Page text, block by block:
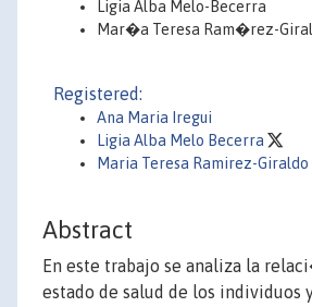
Ligia Alba Melo-Becerra
Mar�a Teresa Ram�rez-
Registered:
Ana Maria Iregui
Ligia Alba Melo Becerra
Maria Teresa Ramirez-Giraldo
Abstract
En este trabajo se analiza la
estado de salud de los